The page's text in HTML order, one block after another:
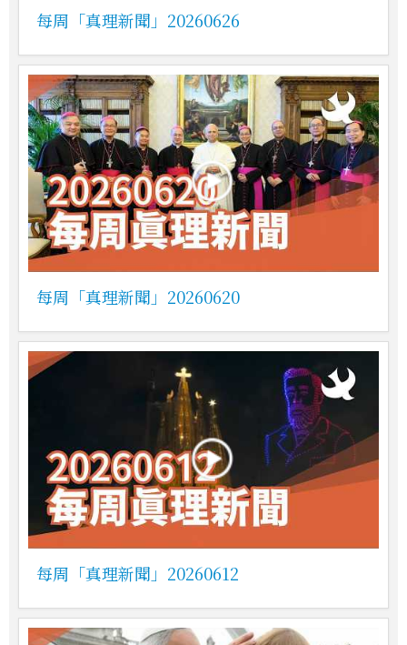
每周「真理新聞」20260626
每周「真理新聞」20260620
每周「真理新聞」20260612